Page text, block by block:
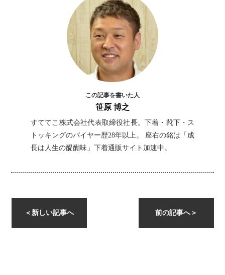
この記事を書いた人
笹原 博之
すててこ株式会社代表取締役社長。下着・靴下・ス
トッキングのバイヤー歴28年以上。 座右の銘は「成
長は人生の醍醐味」下着通販サイト加速中。
前の記事へ＞
＜ 新しい記事へ